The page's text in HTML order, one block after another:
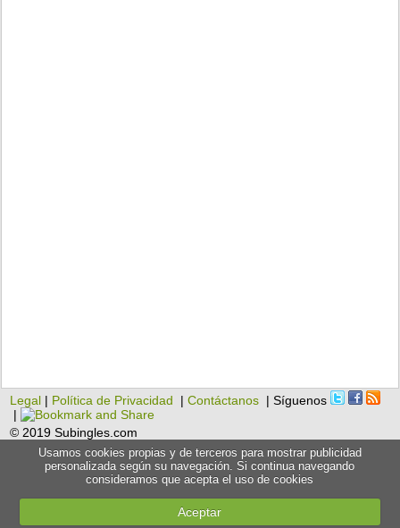
Legal | Política de Privacidad |Contáctanos | Síguenos
|
© 2019 Subingles.com
Usamos cookies propias y de terceros para mostrar publicidad
personalizada según su navegación. Si continua navegando
consideramos que acepta el uso de cookies
Aceptar